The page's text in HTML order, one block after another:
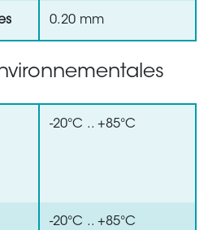
0.20 mm
-20°C .. +85°C
-20°C .. +85°C